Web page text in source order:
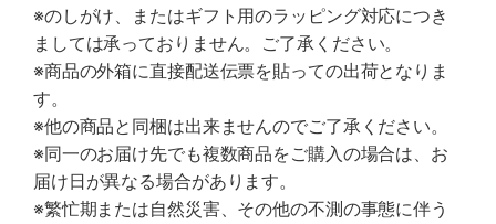
※のしがけ、またはギフト用のラッピング対応につき
ましては承っておりません。ご了承ください。
※商品の外箱に直接配送伝票を貼っての出荷となりま
す。
※他の商品と同梱は出来ませんのでご了承ください。
※同一のお届け先でも複数商品をご購入の場合は、お
届け日が異なる場合があります。
※繁忙期または自然災害、その他の不測の事態に伴う